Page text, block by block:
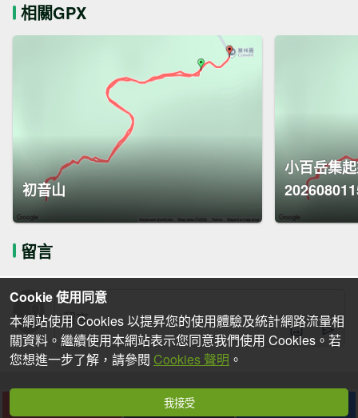
相關GPX
初音山
小百岳集
留言
下載
Cookie 使用同意
本網站使用 Cookies 以提昇您的使用體驗及統計網路流量相
關資料。繼續使用本網站表示您同意我們使用 Cookies。若
您想進一步了解，請參閱 Cookies 聲明 。
我接受